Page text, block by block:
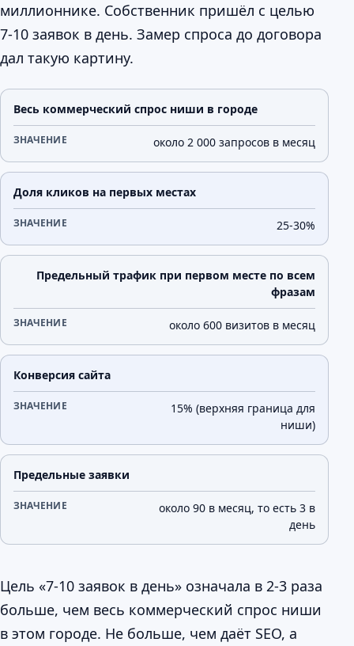
миллионнике. Собственник пришёл с целью
7-10 заявок в день. Замер спроса до договора
дал такую картину.
Что считаем Значение
Весь коммерческий спрос ниши в городе
около 2 000 запросов в месяц
Доля кликов на первых местах
25-30%
Предельный трафик при первом месте по всем
фразам
около 600 визитов в месяц
Конверсия сайта
15% (верхняя граница для
ниши)
Предельные заявки
около 90 в месяц, то есть 3 в
день
Цель «7-10 заявок в день» означала в 2-3 раза
больше, чем весь коммерческий спрос ниши
в этом городе. Не больше, чем даёт SEO, а